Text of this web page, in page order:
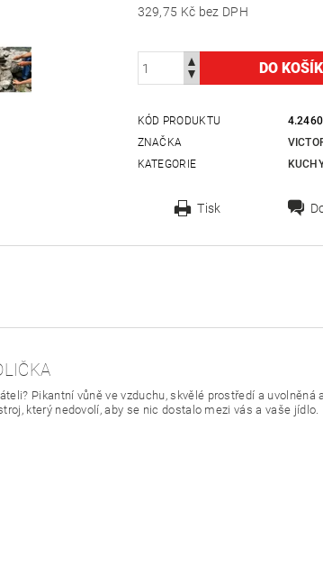
329,75 Kč bez DPH
KÓD PRODUKTU
4.2460
ZNAČKA
KATEGORIE
Tisk
Pikantní vůně ve vzduchu, skvělé prostředí a
který nedovolí, aby se nic dostalo mezi vás a vaše jídlo.